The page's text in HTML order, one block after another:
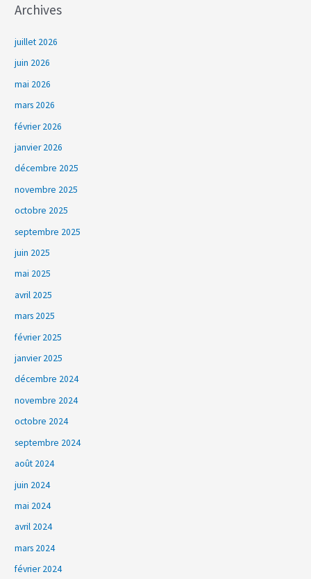
Archives
juillet 2026
juin 2026
mai 2026
mars 2026
février 2026
janvier 2026
décembre 2025
novembre 2025
octobre 2025
septembre 2025
juin 2025
mai 2025
avril 2025
mars 2025
février 2025
janvier 2025
décembre 2024
novembre 2024
octobre 2024
septembre 2024
août 2024
juin 2024
mai 2024
avril 2024
mars 2024
février 2024